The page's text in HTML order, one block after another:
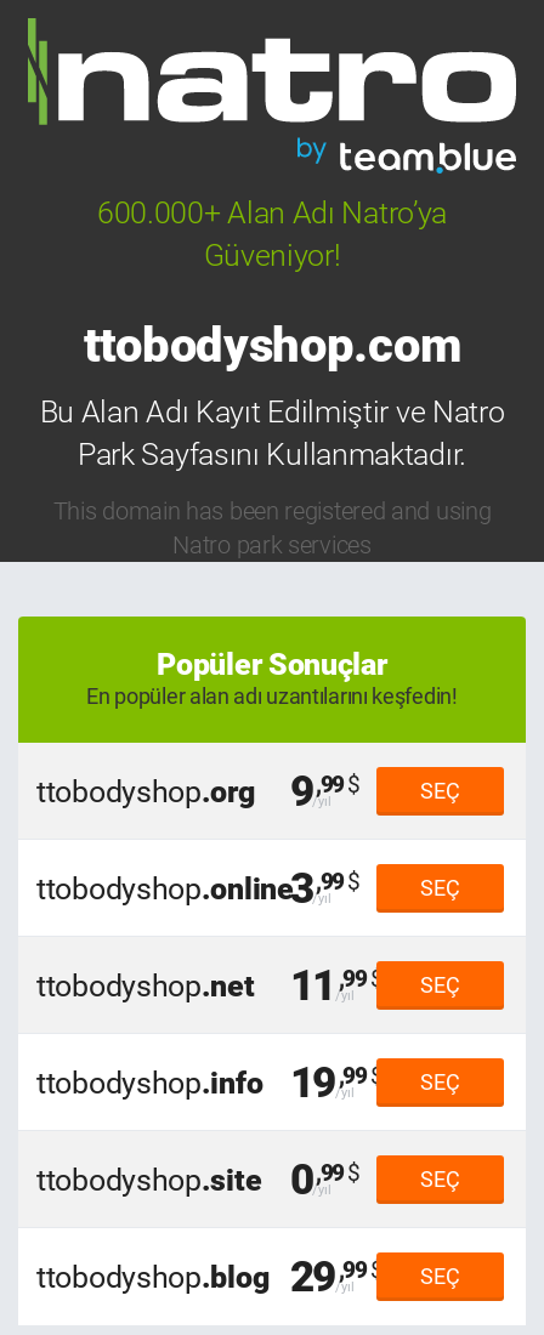
600.000+ Alan Adı Natro’ya
Güveniyor!
ttobodyshop.com
Bu Alan Adı Kayıt Edilmiştir ve Natro
Park Sayfasını Kullanmaktadır.
This domain has been registered and using
Natro park services
Popüler Sonuçlar
En popüler alan adı uzantılarını keşfedin!
ttobodyshop.org 9,99 SEÇ
ttobodyshop.online3,99 SEÇ
ttobodyshop.net 11 ,99 SEÇ
ttobodyshop.info 19,99 SEÇ
ttobodyshop.site 0,99 SEÇ
ttobodyshop.blog 29,99 SEÇ